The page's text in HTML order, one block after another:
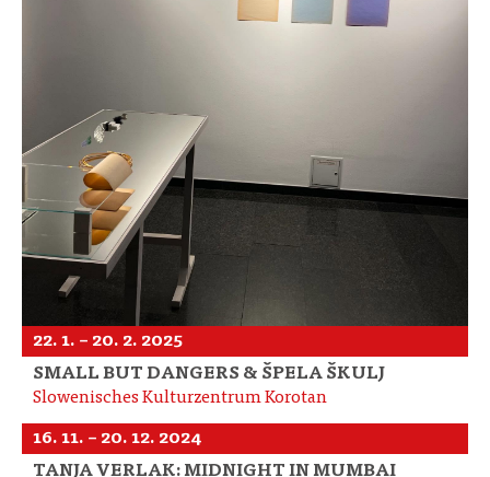
22. 1. – 20. 2. 2025
SMALL BUT DANGERS & ŠPELA ŠKULJ
Slowenisches Kulturzentrum Korotan
16. 11. – 20. 12. 2024
TANJA VERLAK: MIDNIGHT IN MUMBAI